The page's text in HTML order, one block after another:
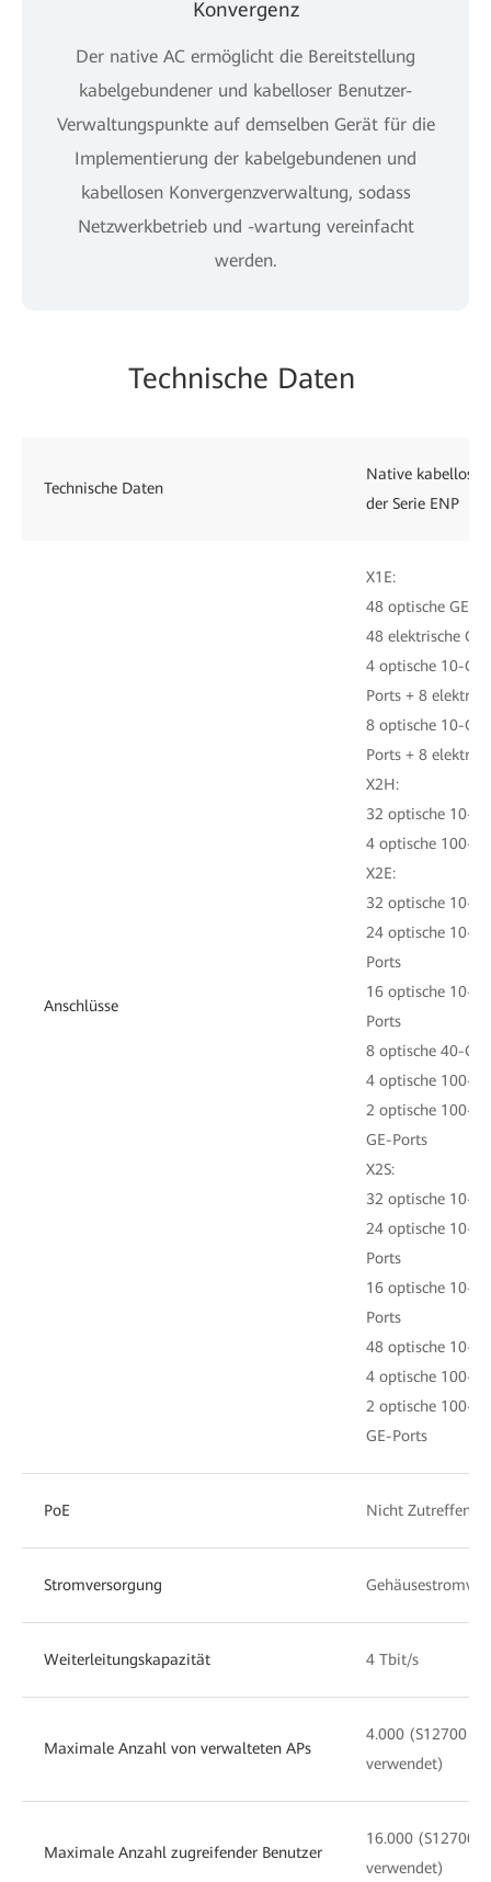
Konvergenz
Der native AC ermöglicht die Bereitstellung
kabelgebundener und kabelloser Benutzer-
Verwaltungspunkte auf demselben Gerät für die
Implementierung der kabelgebundenen und
kabellosen Konvergenzverwaltung, sodass
Netzwerkbetrieb und -wartung vereinfacht
werden.
Technische Daten
Technische Daten
Native kabellose
der Serie ENP
Anschlüsse
X1E:
48 optische GE-
48 elektrische
4 optische 10-
Ports + 8
8 optische 10-
Ports + 8
X2H:
32 optische 10-
4 optische 100-
X2E:
32 optische 10-
24 optische 10-
Ports
16 optische 10-
Ports
8 optische 40-
4 optische 100-
2 optische 100-
GE-Ports
X2S:
32 optische 10-
24 optische 10-
Ports
16 optische 10-
Ports
48 optische 10-
4 optische 100-
2 optische 100-
GE-Ports
PoE Nicht Zutreffend
Stromversorgung
Weiterleitungskapazität 4 Tbit/s
Maximale Anzahl von verwalteten APs
4.000 (S12700
verwendet)
Maximale Anzahl zugreifender Benutzer
16.000 (S12700
verwendet)